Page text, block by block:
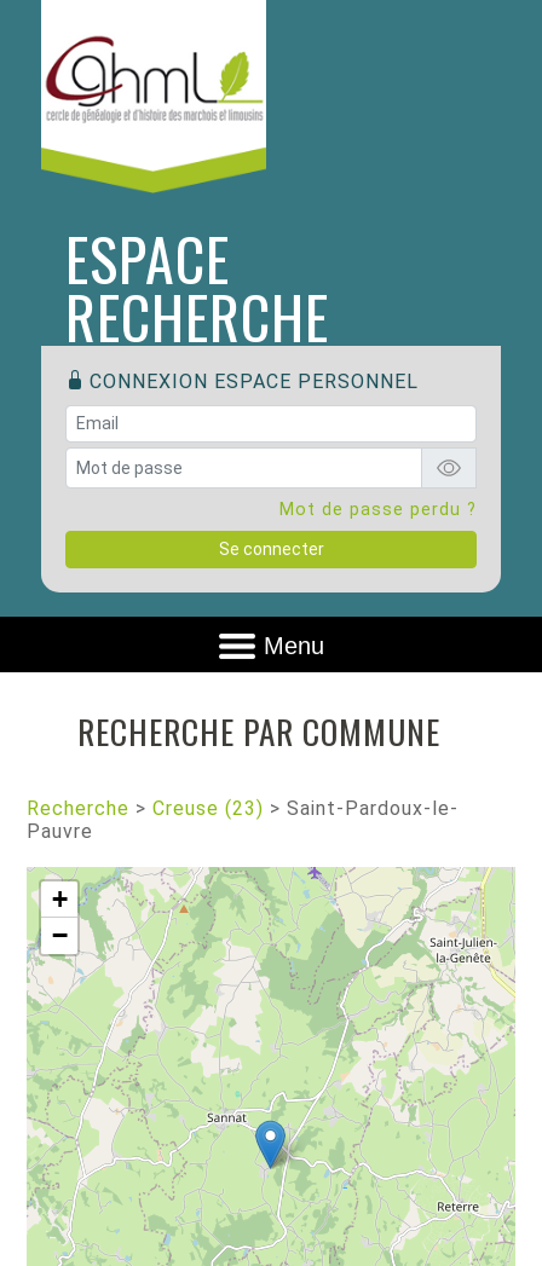
ESPACE
RECHERCHE
CONNEXION ESPACE PERSONNEL
Mot de passe perdu ?
Se connecter
Menu
RECHERCHE PAR COMMUNE
Recherche >Creuse (23) >Saint-Pardoux-le-
Pauvre
+
−